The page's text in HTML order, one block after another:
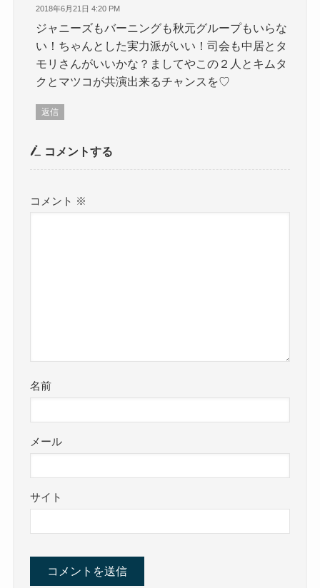
2018年6月21日 4:20 PM
ジャニーズもバーニングも秋元グループもいらな
い！ちゃんとした実力派がいい！司会も中居とタ
モリさんがいいかな？ましてやこの２人とキムタ
クとマツコが共演出来るチャンスを♡
返信
コメントする
コメント ※
名前
メール
サイト